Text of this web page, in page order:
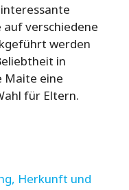
verschiedene
werden
in
Maite eine
für Eltern.
Herkunft und